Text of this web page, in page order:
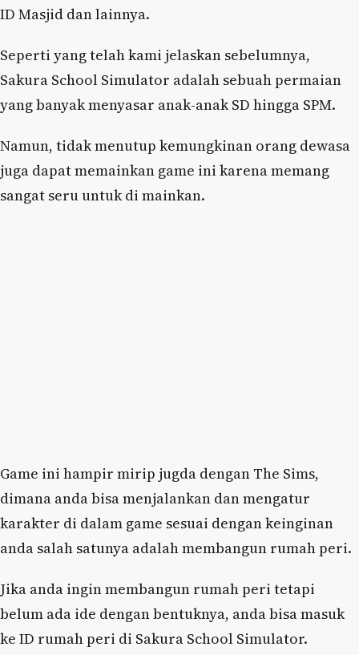
ID Masjid dan lainnya.
Seperti yang telah kami jelaskan sebelumnya,
Sakura School Simulator adalah sebuah permaian
yang banyak menyasar anak-anak SD hingga SPM.
Namun, tidak menutup kemungkinan orang dewasa
juga dapat memainkan game ini karena memang
sangat seru untuk di mainkan.
Game ini hampir mirip jugda dengan The Sims,
dimana anda bisa menjalankan dan mengatur
karakter di dalam game sesuai dengan keinginan
anda salah satunya adalah membangun rumah peri.
Jika anda ingin membangun rumah peri tetapi
belum ada ide dengan bentuknya, anda bisa masuk
ke ID rumah peri di Sakura School Simulator.